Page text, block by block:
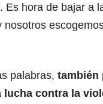
Es hora de bajar a
nosotros
palabras, también
lucha contra la